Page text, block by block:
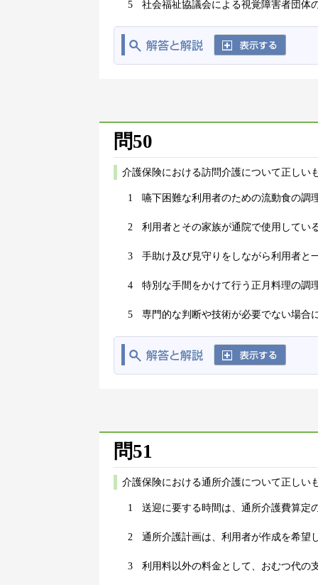
5 社会福祉協議会による視覚障害者団体
問50
介護保険における訪問介護について正しい
1 嚥下困難な利用者のための流動食の調
2 利用者とその家族が通院で使用してい
3 手助け及び見守りをしながら利用者と
4 特別な手間をかけて行う正月料理の調
5 専門的な判断や技術が必要でない場合
問51
介護保険における通所介護について正しい
1 送迎に要する時間は、通所介護費算定
2 通所介護計画は、利用者が作成を希望
3 利用料以外の料金として、おむつ代の